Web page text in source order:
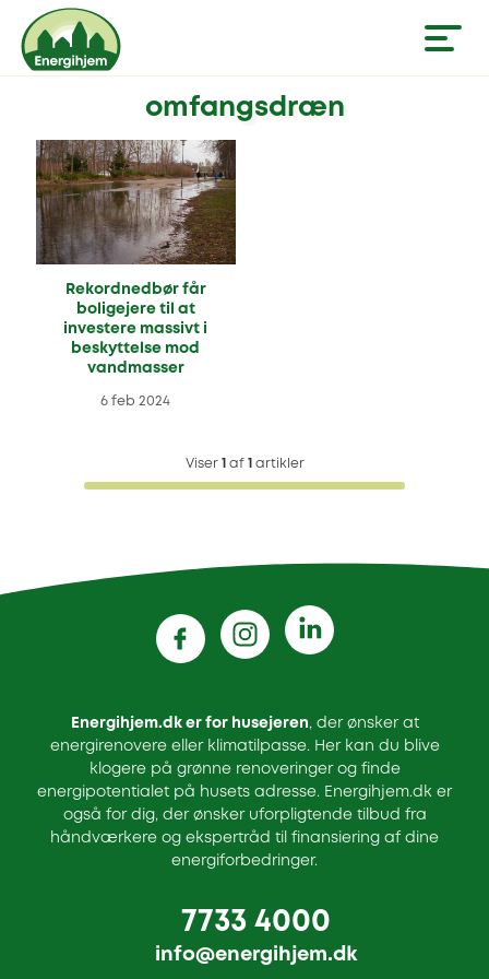
omfangsdræn
Rekordnedbør får
boligejere til at
investere massivt i
beskyttelse mod
vandmasser
6 feb 2024
Viser af artikler
Energihjem.dk er for husejeren, der ønsker at
energirenovere eller klimatilpasse. Her kan du blive
klogere på grønne renoveringer og finde
energipotentialet på husets adresse. Energihjem.dk er
også for dig, der ønsker uforpligtende tilbud fra
håndværkere og ekspertråd til finansiering af dine
energiforbedringer.
7733 4000
info@energihjem.dk